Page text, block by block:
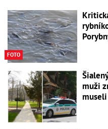
FOTO
muži